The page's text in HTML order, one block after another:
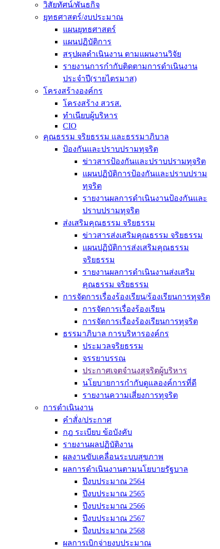
วิสัยทัศน์/พันธกิจ
ยุทธศาสตร์/งบประมาณ
แผนยุทธศาสตร์
แผนปฏิบัติการ
สรุปผลดำเนินงาน ตามแผนงานวิจัย
รายงานการกำกับติดตามการดำเนินงาน
ประจำปี(รายไตรมาส)
โครงสร้างองค์กร
โครงสร้าง สวรส.
ทำเนียบผู้บริหาร
CIO
คุณธรรม จริยธรรม และธรรมาภิบาล
ป้องกันและปราบปรามทุจริต
ข่าวสารป้องกันและปราบปรามทุจริต
แผนปฏิบัติการป้องกันและปราบปราม
ทุจริต
รายงานผลการดำเนินงานป้องกันและ
ปราบปรามทุจริต
ส่งเสริมคุณธรรม จริยธรรม
ข่าวสารส่งเสริมคุณธรรม จริยธรรม
แผนปฏิบัติการส่งเสริมคุณธรรม
จริยธรรม
รายงานผลการดำเนินงานส่งเสริม
คุณธรรม จริยธรรม
การจัดการเรื่องร้องเรียน/ร้องเรียนการทุจริต
การจัดการเรื่องร้องเรียน
การจัดการเรื่องร้องเรียนการทุจริต
ธรรมาภิบาล การบริหารองค์กร
ประมวลจริยธรรม
จรรยาบรรณ
ประกาศเจตจำนงสุจริตผู้บริหาร
นโยบายการกำกับดูแลองค์การที่ดี
รายงานความเสี่ยงการทุจริต
การดำเนินงาน
คำสั่ง/ประกาศ
กฎ ระเบียบ ข้อบังคับ
รายงานผลปฏิบัติงาน
ผลงานขับเคลื่อนระบบสุขภาพ
ผลการดำเนินงานตามนโยบายรัฐบาล
ปีงบประมาณ 2564
ปีงบประมาณ 2565
ปีงบประมาณ 2566
ปีงบประมาณ 2567
ปีงบประมาณ 2568
ผลการเบิกจ่ายงบประมาณ